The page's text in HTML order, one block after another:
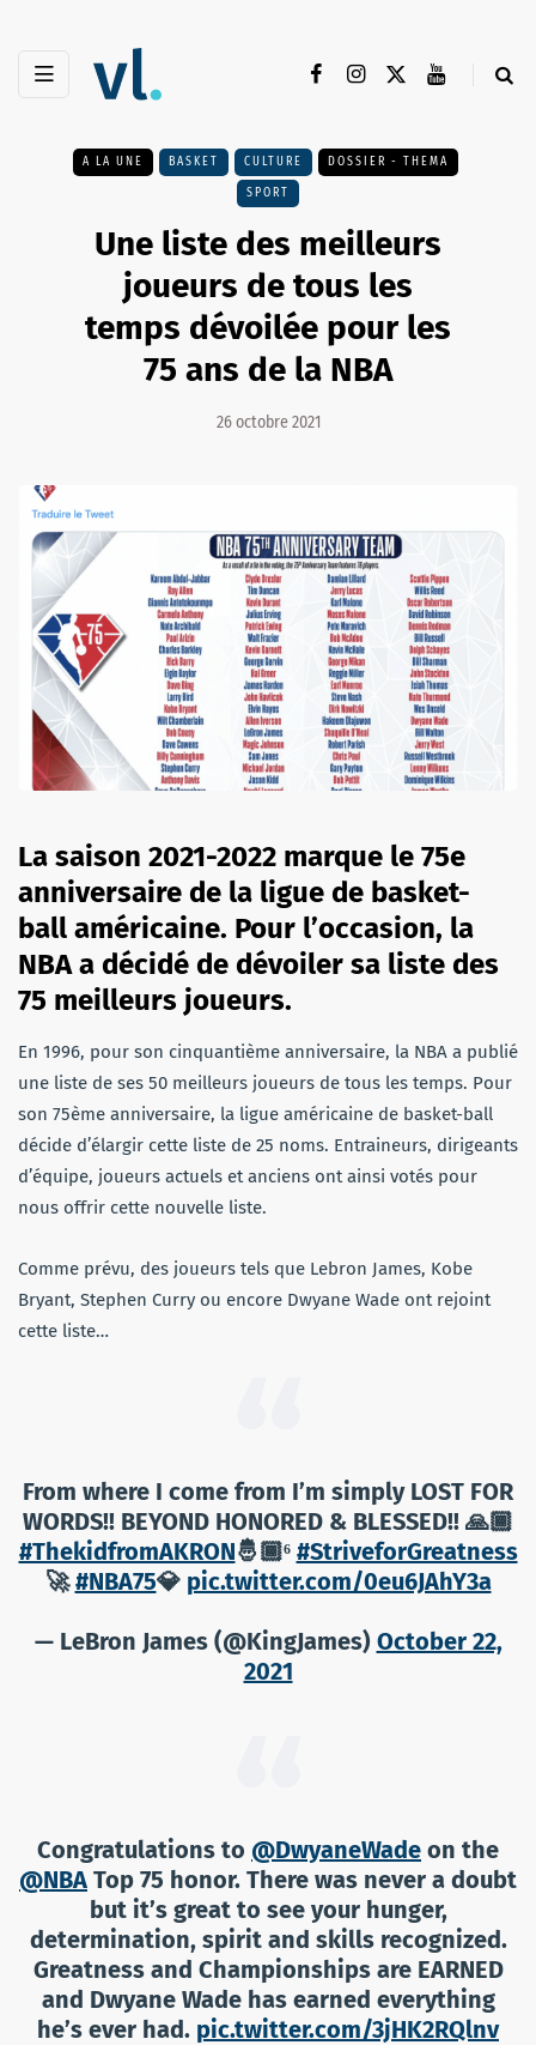
A LA UNE BASKET CULTURE DOSSIER - THEMA
SPORT
Une liste des meilleurs
joueurs de tous les
temps dévoilée pour les
75 ans de la NBA
26 octobre 2021
La saison 2021-2022 marque le 75e
anniversaire de la ligue de basket-
ball américaine. Pour l’occasion, la
NBA a décidé de dévoiler sa liste des
75 meilleurs joueurs.
En 1996, pour son cinquantième anniversaire, la NBA a publié
une liste de ses 50 meilleurs joueurs de tous les temps. Pour
son 75ème anniversaire, la ligue américaine de basket-ball
décide d’élargir cette liste de 25 noms. Entraineurs, dirigeants
d’équipe, joueurs actuels et anciens ont ainsi votés pour
nous offrir cette nouvelle liste.
Comme prévu, des joueurs tels que Lebron James, Kobe
Bryant, Stephen Curry ou encore Dwyane Wade ont rejoint
cette liste…
From where I come from I’m simply LOST FOR
WORDS!! BEYOND HONORED & BLESSED!! 🙏🏾
#ThekidfromAKRON🤴🏾⁶ #StriveforGreatness
🚀#NBA75💎 pic.twitter.com/0eu6JAhY3a
— LeBron James (@KingJames) October 22,
2021
Congratulations to ⁦ @DwyaneWade ⁩ on the
@NBA ⁩ Top 75 honor. There was never a doubt
but it’s great to see your hunger,
determination, spirit and skills recognized.
Greatness and Championships are EARNED
and Dwyane Wade has earned everything
he’s ever had. pic.twitter.com/3jHK2RQlnv